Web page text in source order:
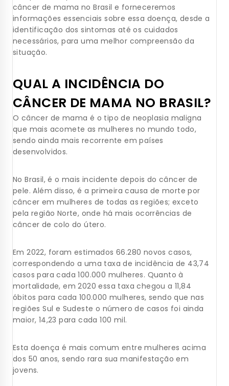
câncer de mama no Brasil e forneceremos
informações essenciais sobre essa doença, desde a
identificação dos sintomas até os cuidados
necessários, para uma melhor compreensão da
situação.
QUAL A INCIDÊNCIA DO
CÂNCER DE MAMA NO BRASIL?
O câncer de mama é o tipo de neoplasia maligna
que mais acomete as mulheres no mundo todo,
sendo ainda mais recorrente em países
desenvolvidos.
No Brasil, é o mais incidente depois do câncer de
pele. Além disso, é a primeira causa de morte por
câncer em mulheres de todas as regiões; exceto
pela região Norte, onde há mais ocorrências de
câncer de colo do útero.
Em 2022, foram estimados 66.280 novos casos,
correspondendo a uma taxa de incidência de 43,74
casos para cada 100.000 mulheres. Quanto à
mortalidade, em 2020 essa taxa chegou a 11,84
óbitos para cada 100.000 mulheres, sendo que nas
regiões Sul e Sudeste o número de casos foi ainda
maior, 14,23 para cada 100 mil.
Esta doença é mais comum entre mulheres acima
dos 50 anos, sendo rara sua manifestação em
jovens.